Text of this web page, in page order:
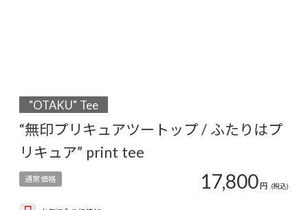
"OTAKU" Tee
“無印プリキュアツートップ / ふたりはプ
リキュア” print tee
通常価格 17,800円 (税込)